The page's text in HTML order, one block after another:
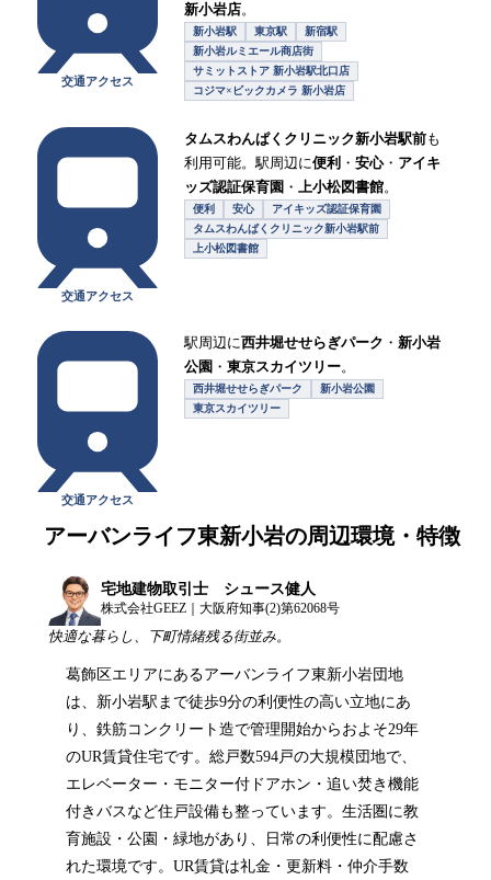
交通アクセス
新小岩店。
新小岩駅 東京駅
新宿駅
新小岩ルミエール商店街
サミットストア 新小岩駅北口店
コジマ×ビックカメラ 新小岩店
交通アクセス
タムスわんぱくクリニック新小岩駅前も
利用可能。駅周辺に便利 ・ 安心・ アイキ
ッズ認証保育園 ・ 上小松図書館。
便利 安心
アイキッズ認証保育園
タムスわんぱくクリニック新小岩駅前
上小松図書館
交通アクセス
駅周辺に西井堀せせらぎパーク ・ 新小岩
公園 ・ 東京スカイツリー。
西井堀せせらぎパーク
新小岩公園
東京スカイツリー
アーバンライフ東新小岩の周辺環境・特徴
宅地建物取引士 シュース健人
株式会社GEEZ｜大阪府知事(2)第62068号
快適な暮らし、下町情緒残る街並み。
葛飾区エリアにあるアーバンライフ東新小岩団地
は、新小岩駅まで徒歩9分の利便性の高い立地にあ
り、鉄筋コンクリート造で管理開始からおよそ29年
のUR賃貸住宅です。総戸数594戸の大規模団地で、
エレベーター・モニター付ドアホン・追い焚き機能
付きバスなど住戸設備も整っています。生活圏に教
育施設・公園・緑地があり、日常の利便性に配慮さ
れた環境です。UR賃貸は礼金・更新料・仲介手数